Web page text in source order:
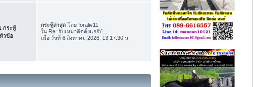
กระทู้
วข้อ
กระทู้ล่าสุด โดยforaliv11
ใน Re: รับเหมาติดตั้งแอร์บ้...
เมื่อ วันที่ 6 สิงหาคม 2026, 13:17:30 น.